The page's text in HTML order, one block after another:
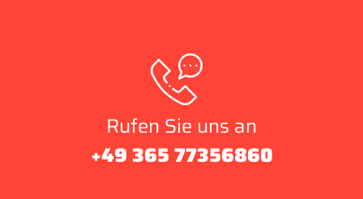
Rufen Sie uns an
+49 365 77356860